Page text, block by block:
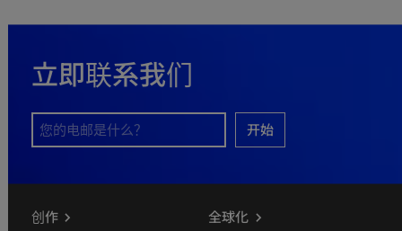
立即联系我们
开始
创作 全球化